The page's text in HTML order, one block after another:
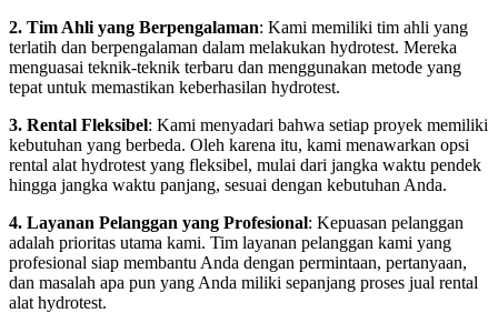
2. Tim Ahli yang Berpengalaman: Kami memiliki tim ahli yang
terlatih dan berpengalaman dalam melakukan hydrotest. Mereka
menguasai teknik-teknik terbaru dan menggunakan metode yang
tepat untuk memastikan keberhasilan hydrotest.
3. Rental Fleksibel: Kami menyadari bahwa setiap proyek memiliki
kebutuhan yang berbeda. Oleh karena itu, kami menawarkan opsi
rental alat hydrotest yang fleksibel, mulai dari jangka waktu pendek
hingga jangka waktu panjang, sesuai dengan kebutuhan Anda.
4. Layanan Pelanggan yang Profesional: Kepuasan pelanggan
adalah prioritas utama kami. Tim layanan pelanggan kami yang
profesional siap membantu Anda dengan permintaan, pertanyaan,
dan masalah apa pun yang Anda miliki sepanjang proses jual rental
alat hydrotest.